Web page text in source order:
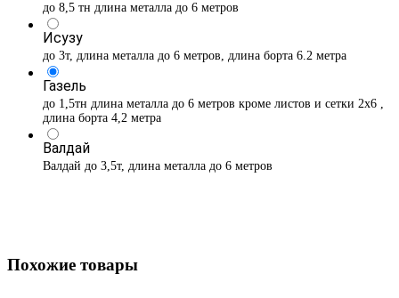
до 8,5 тн длина металла до 6 метров
Исузу
до 3т, длина металла до 6 метров, длина борта 6.2 метра
Газель
до 1,5тн длина металла до 6 метров кроме листов и сетки 2х6 ,
длина борта 4,2 метра
Валдай
Валдай до 3,5т, длина металла до 6 метров
Похожие товары